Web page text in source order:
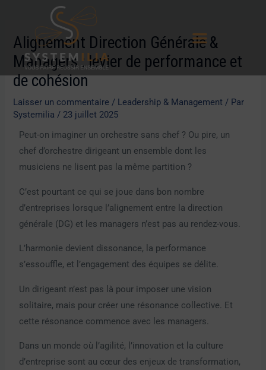
contenu
Alignement Direction Générale &
Managers : levier de performance et
de cohésion
Laisser un commentaire / Leadership & Management / Par
Systemilia / 23 juillet 2025
Peut-on imaginer un orchestre sans chef ? Ou pire, un
chef d’orchestre dirigeant un ensemble dont les
musiciens ne lisent pas la même partition ?
C’est pourtant ce qui se joue dans bon nombre
d’entreprises lorsque l’alignement entre la direction
générale (DG) et les managers n’est pas au rendez-vous.
L’harmonie devient dissonance, la performance
s’essouffle, et l’engagement des équipes se délite.
Un dirigeant n’est pas là pour imposer une vision
solitaire, mais pour créer une résonance collective. Et
cette résonance commence avec les managers.
Dans un monde où l’agilité, l’innovation et la culture
d’entreprise sont au cœur des enjeux de transformation,
articles